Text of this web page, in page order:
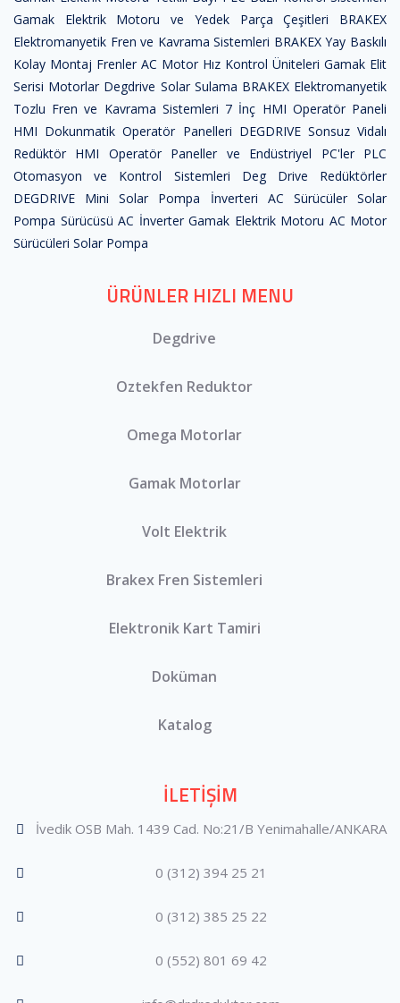
Gamak Elektrik Motoru ve Yedek Parça Çeşitleri
BRAKEX
Elektromanyetik Fren ve Kavrama Sistemleri BRAKEX Yay Baskılı
Kolay Montaj Frenler AC Motor Hız Kontrol Üniteleri Gamak Elit
Serisi Motorlar Degdrive Solar Sulama BRAKEX Elektromanyetik
Tozlu Fren ve Kavrama Sistemleri 7 İnç HMI Operatör Paneli
HMI Dokunmatik Operatör Panelleri DEGDRIVE Sonsuz Vidalı
Redüktör HMI Operatör Paneller ve Endüstriyel PC'ler
PLC
Otomasyon ve Kontrol Sistemleri
Deg Drive Redüktörler
DEGDRIVE Mini Solar Pompa İnverteri
AC Sürücüler Solar
Pompa Sürücüsü AC İnverter Gamak Elektrik Motoru AC Motor
Sürücüleri Solar Pompa
ÜRÜNLER HIZLI MENU
Degdrive
Oztekfen Reduktor
Omega Motorlar
Gamak Motorlar
Volt Elektrik
Brakex Fren Sistemleri
Elektronik Kart Tamiri
Doküman
Katalog
İLETİŞİM
İvedik OSB Mah. 1439 Cad. No:21/B Yenimahalle/ANKARA
0 (312) 394 25 21
0 (312) 385 25 22
0 (552) 801 69 42